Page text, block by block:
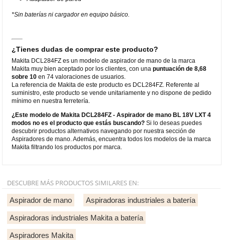
*Sin baterías ni cargador en equipo básico.
¿Tienes dudas de comprar este producto?
Makita DCL284FZ es un modelo de aspirador de mano de la marca
Makita muy bien aceptado por los clientes, con unapuntuación de 8,68
sobre 10 en 74 valoraciones de usuarios.
La referencia de Makita de este producto es DCL284FZ. Referente al
suministro, este producto se vende unitariamente y no dispone de pedido
mínimo en nuestra ferretería.
¿Este modelo de Makita DCL284FZ - Aspirador de mano BL 18V LXT 4
modos no es el producto que estás buscando? Si lo deseas puedes
descubrir productos alternativos navegando por nuestra sección de
Aspiradores de mano. Además, encuentra todos los modelos de la marca
Makita filtrando los productos por marca.
DESCUBRE MÁS PRODUCTOS SIMILARES EN:
Aspirador de mano Aspiradoras industriales a batería
Aspiradoras industriales Makita a batería
Aspiradores Makita